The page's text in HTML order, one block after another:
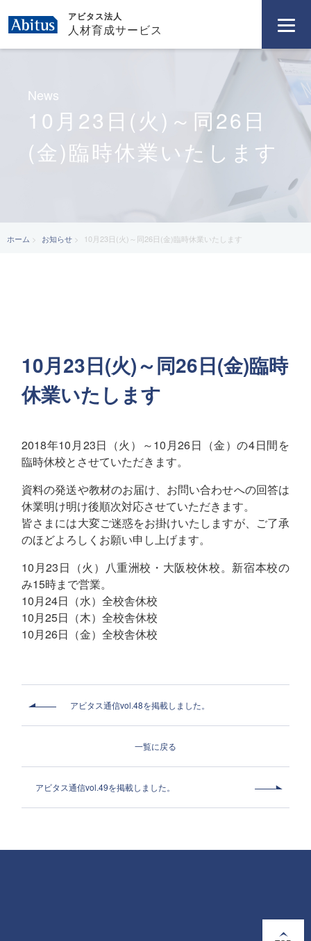
アビタス法人
人材育成サービス
News
10月23日(火)～同26日
(金)臨時休業いたします
ホーム お知らせ 10月23日(火)～同26日(金)臨時休業いたします
10月23日(火)～同26日(金)臨時
休業いたします
2018年10月23日（火）～10月26日（金）の4日間を
臨時休校とさせていただきます。
資料の発送や教材のお届け、お問い合わせへの回答は
休業明け明け後順次対応させていただきます。
皆さまには大変ご迷惑をお掛けいたしますが、ご了承
のほどよろしくお願い申し上げます。
10月23日（火）八重洲校・大阪校休校。新宿本校の
み15時まで営業。
10月24日（水）全校舎休校
10月25日（木）全校舎休校
10月26日（金）全校舎休校
アビタス通信vol.48を掲載しました。
一覧に戻る
アビタス通信vol.49を掲載しました。